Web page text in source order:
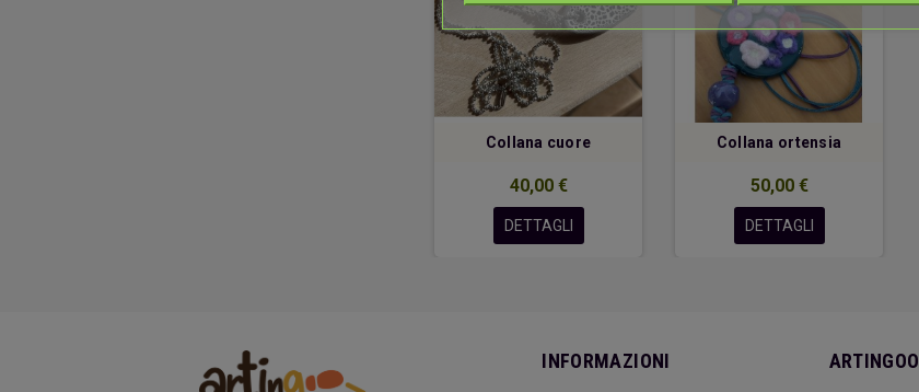
Collana cuore
40,00 €
DETTAGLI
Collana ortensia
50,00 €
DETTAGLI
INFORMAZIONI ARTINGOO